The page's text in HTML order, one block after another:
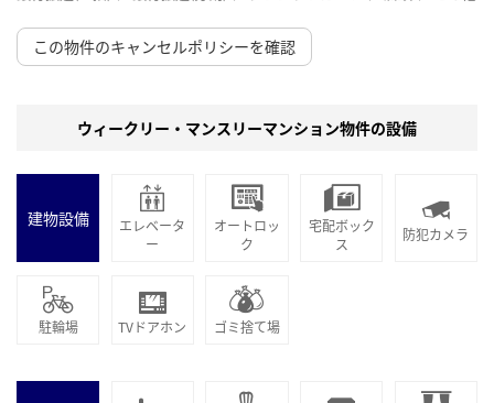
この物件のキャンセルポリシーを確認
ウィークリー・マンスリーマンション物件の設備
建物設備
エレベータ
ー
オートロッ
ク
宅配ボック
ス
防犯カメラ
駐輪場 TVドアホン ゴミ捨て場